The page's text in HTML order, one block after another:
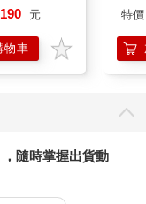
190 元
物車
樂
特價
隨時掌握出貨動